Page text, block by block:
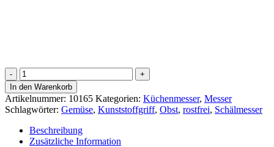
Küchenmesser
Menge
In den Warenkorb
Artikelnummer: 10165 Kategorien: Küchenmesser, Messer
Schlagwörter: Gemüse, Kunststoffgriff, Obst, rostfrei, Schälmesser
Beschreibung
Zusätzliche Information